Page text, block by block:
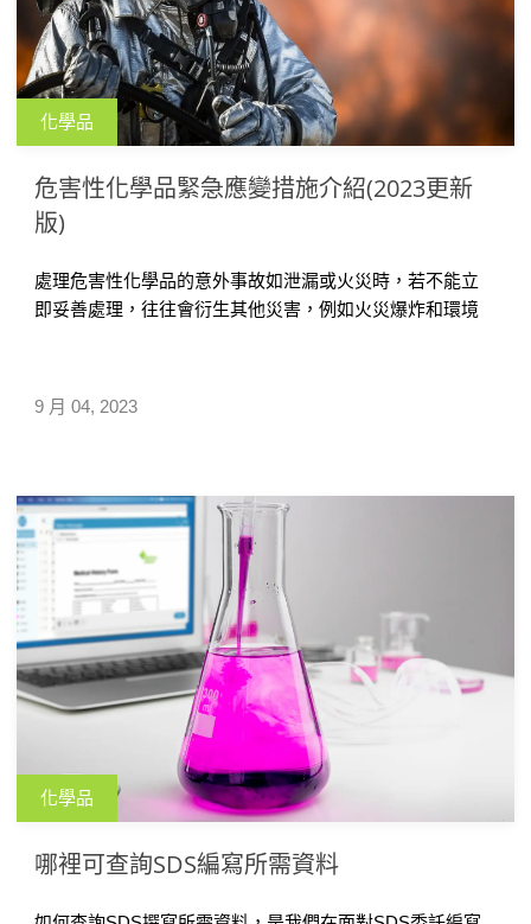
化學品
危害性化學品緊急應變措施介紹(2023更新
版)
9 月 04, 2023
處理危害性化學品的意外事故如泄漏或火災時，若不能立
即妥善處理，往往會衍生其他災害，例如火災爆炸和環境
化學品
哪裡可查詢SDS編寫所需資料